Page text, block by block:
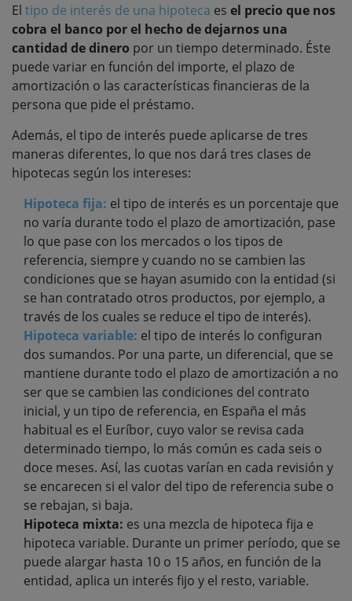
El tipo de interés de una hipoteca es el precio que nos
cobra el banco por el hecho de dejarnos una
cantidad de dinero por un tiempo determinado. Éste
puede variar en función del importe, el plazo de
amortización o las características financieras de la
persona que pide el préstamo.
Además, el tipo de interés puede aplicarse de tres
maneras diferentes, lo que nos dará tres clases de
hipotecas según los intereses:
Hipoteca fija: el tipo de interés es un porcentaje que
no varía durante todo el plazo de amortización, pase
lo que pase con los mercados o los tipos de
referencia, siempre y cuando no se cambien las
condiciones que se hayan asumido con la entidad (si
se han contratado otros productos, por ejemplo, a
través de los cuales se reduce el tipo de interés).
Hipoteca variable: el tipo de interés lo configuran
dos sumandos. Por una parte, un diferencial, que se
mantiene durante todo el plazo de amortización a no
ser que se cambien las condiciones del contrato
inicial, y un tipo de referencia, en España el más
habitual es el Euríbor, cuyo valor se revisa cada
determinado tiempo, lo más común es cada seis o
doce meses. Así, las cuotas varían en cada revisión y
se encarecen si el valor del tipo de referencia sube o
se rebajan, si baja.
Hipoteca mixta: es una mezcla de hipoteca fija e
hipoteca variable. Durante un primer período, que se
puede alargar hasta 10 o 15 años, en función de la
entidad, aplica un interés fijo y el resto, variable.